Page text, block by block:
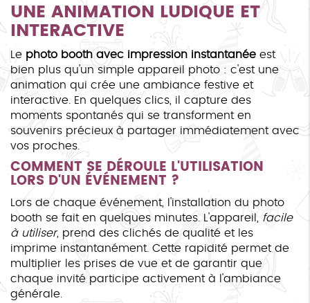
UNE ANIMATION LUDIQUE ET
INTERACTIVE
Le photo booth avec impression instantanée est
bien plus qu'un simple appareil photo : c'est une
animation qui crée une ambiance festive et
interactive. En quelques clics, il capture des
moments spontanés qui se transforment en
souvenirs précieux à partager immédiatement avec
vos proches.
COMMENT SE DÉROULE L'UTILISATION
LORS D'UN ÉVÉNEMENT ?
Lors de chaque événement, l'installation du photo
booth se fait en quelques minutes. L'appareil, facile
à utiliser, prend des clichés de qualité et les
imprime instantanément. Cette rapidité permet de
multiplier les prises de vue et de garantir que
chaque invité participe activement à l'ambiance
générale.